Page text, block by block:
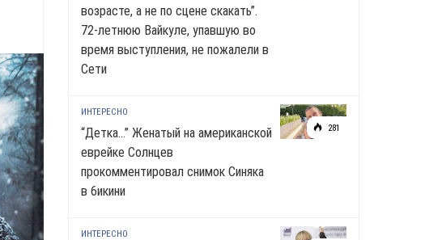
возрасте, а не по сцене скакать”.
72-летнюю Вайкуле, упавшую во
время выступления, не пожалели в
Сети
281
ИНТЕРЕСНО
“Детка…” Женатый на американской
еврейке Солнцев
прокомментировал снимок Синяка
в 6икини
ИНТЕРЕСНО